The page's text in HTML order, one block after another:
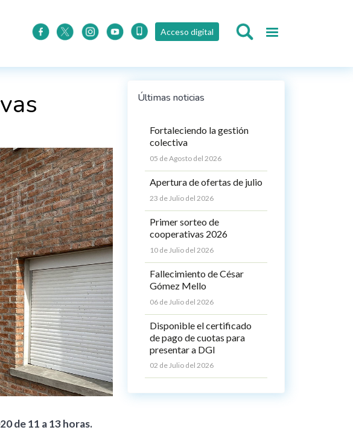
Acceso digital
de 11 a 13 horas.
Últimas noticias
Fortaleciendo la gestión
colectiva
05 de Agosto del 2026
Apertura de ofertas de julio
23 de Julio del 2026
Primer sorteo de
cooperativas 2026
10 de Julio del 2026
Fallecimiento de César
Gómez Mello
06 de Julio del 2026
Disponible el certificado
de pago de cuotas para
presentar a DGI
02 de Julio del 2026